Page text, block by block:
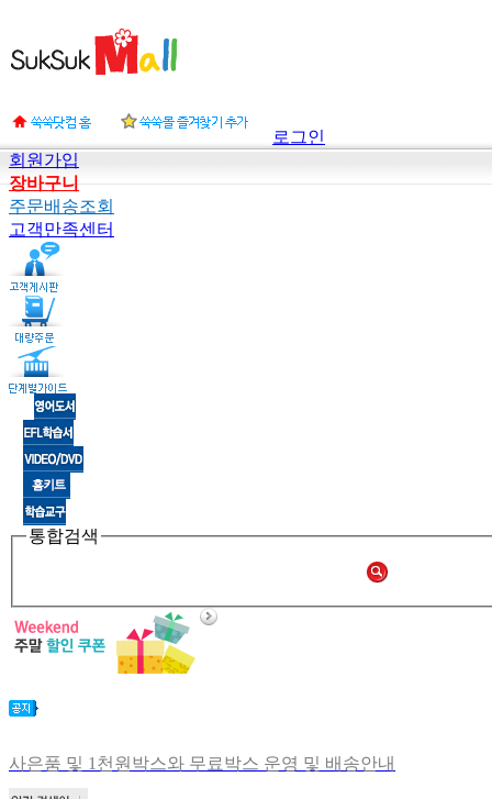
로그인
회원가입
장바구니
주문배송조회
고객만족센터
통합검색
사은품 및 1천원박스와 무료박스 운영 및 배송안내